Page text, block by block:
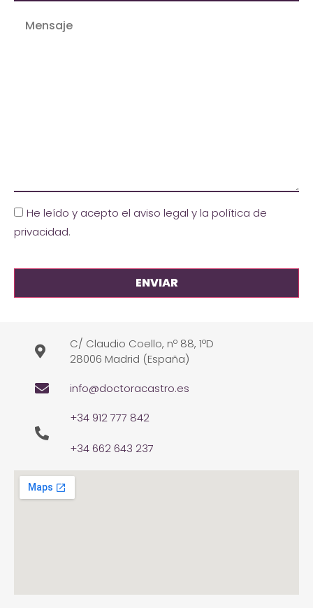
He leído y acepto el aviso legal y la política de
privacidad.
C/ Claudio Coello, nº 88, 1ºD
28006 Madrid (España)
info@doctoracastro.es
+34 912 777 842
+34 662 643 237